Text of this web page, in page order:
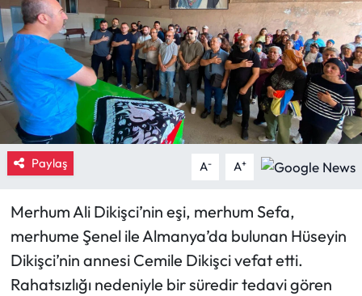
Paylaş A- A+
Merhum Ali Dikişci’nin eşi, merhum Sefa,
merhume Şenel ile Almanya’da bulunan Hüseyin
Dikişci’nin annesi Cemile Dikişci vefat etti.
Rahatsızlığı nedeniyle bir süredir tedavi gören
Eğitim
Ekonomi
Güncel
İskilip Haberleri
Kimdir?
Kültür Sanat